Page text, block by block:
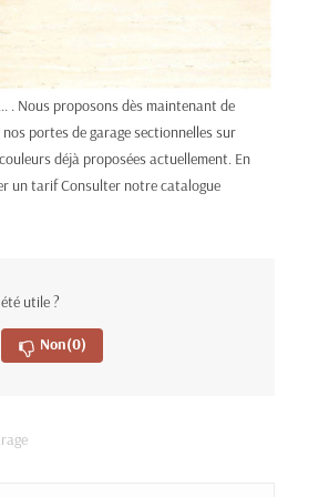
. Nous proposons dès maintenant de
portes de garage sectionnelles sur
déjà proposées actuellement. En
un tarifConsulter notre catalogue
utile ?
Non(0)